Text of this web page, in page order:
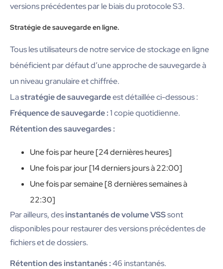
versions précédentes par le biais du protocole S3.
Stratégie de sauvegarde en ligne.
Tous les utilisateurs de notre service de stockage en ligne
bénéficient par défaut d’une approche de sauvegarde à
un niveau granulaire et chiffrée.
Lastratégie de sauvegardeest détaillée ci-dessous :
Fréquence de sauvegarde :1 copie quotidienne.
Rétention des sauvegardes :
Une fois par heure [24 dernières heures]
Une fois par jour [14 derniers jours à 22:00]
Une fois par semaine [8 dernières semaines à
22:30]
Par ailleurs, desinstantanés de volume VSSsont
disponibles pour restaurer des versions précédentes de
fichiers et de dossiers.
Rétention des instantanés :46 instantanés.